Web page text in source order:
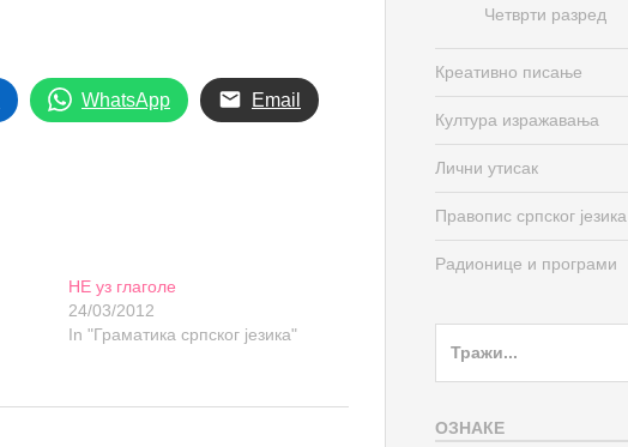
WhatsApp Email
НЕ уз глаголе
24/03/2012
In "Граматика српског језика"
Четврти разред
Креативно писање
Култура изражавања
Лични утисак
Правопис српског језика
Радионице и програми
ОЗНАКЕ